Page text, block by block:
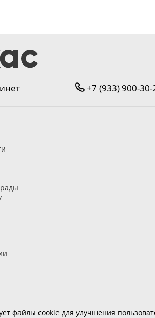
файлы cookie для улучшения
+7 (933) 900-30-